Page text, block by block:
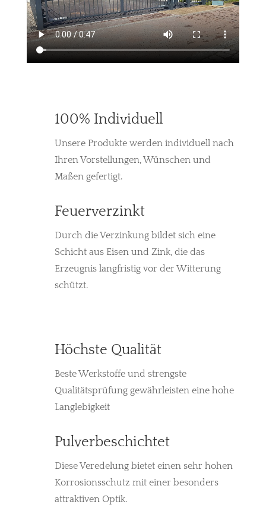
100% Individuell
Unsere Produkte werden individuell nach
Ihren Vorstellungen, Wünschen und
Maßen gefertigt.
Feuerverzinkt
Durch die Verzinkung bildet sich eine
Schicht aus Eisen und Zink, die das
Erzeugnis langfristig vor der Witterung
schützt.
Höchste Qualität
Beste Werkstoffe und strengste
Qualitätsprüfung gewährleisten eine hohe
Langlebigkeit
Pulverbeschichtet
Diese Veredelung bietet einen sehr hohen
Korrosionsschutz mit einer besonders
attraktiven Optik.